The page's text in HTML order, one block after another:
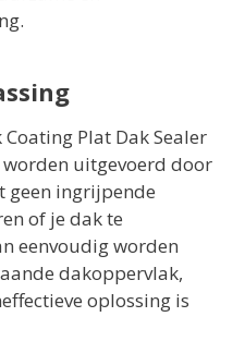
Plat Dak Sealer
worden uitgevoerd door
geen ingrijpende
of je dak te
eenvoudig worden
dakoppervlak,
oplossing is